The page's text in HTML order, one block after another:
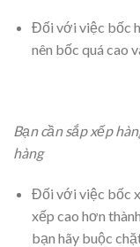
Đối với việc bốc
nên bốc quá cao
Bạn cần sắp xếp
hàng
Đối với việc bốc
xếp cao hơn
bạn hãy buộc